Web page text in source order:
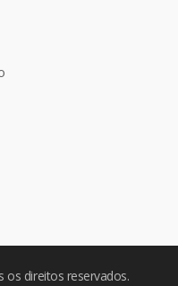
direitos reservados.